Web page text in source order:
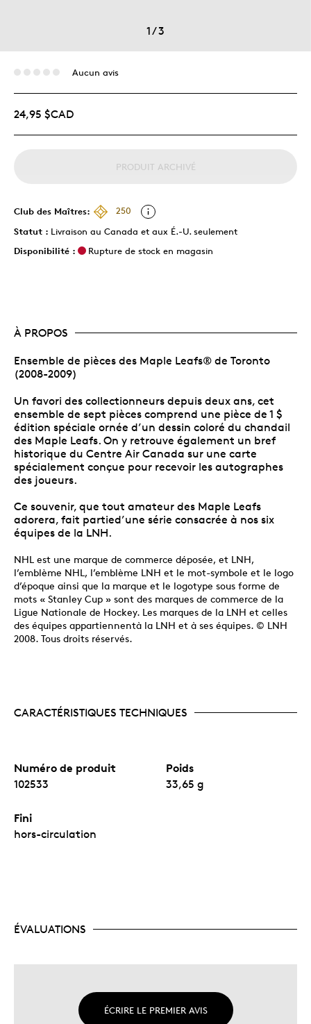
1/3
Aucun avis
24,95 $CAD
PRODUIT ARCHIVÉ
Club des Maîtres:
250
Statut : Livraison au Canada et aux É.-U. seulement
Disponibilité :
Rupture de stock en magasin
À PROPOS
Ensemble de pièces des Maple Leafs® de Toronto
(2008-2009)
Un favori des collectionneurs depuis deux ans, cet
ensemble de sept pièces comprend une pièce de 1 $
édition spéciale ornée d’un dessin coloré du chandail
des Maple Leafs. On y retrouve également un bref
historique du Centre Air Canada sur une carte
spécialement conçue pour recevoir les autographes
des joueurs.
Ce souvenir, que tout amateur des Maple Leafs
adorera, fait partied’une série consacrée à nos six
équipes de la LNH.
NHL est une marque de commerce déposée, et LNH,
l’emblème NHL, l’emblème LNH et le mot-symbole et le logo
d’époque ainsi que la marque et le logotype sous forme de
mots « Stanley Cup » sont des marques de commerce de la
Ligue Nationale de Hockey. Les marques de la LNH et celles
des équipes appartiennentà la LNH et à ses équipes. © LNH
2008. Tous droits réservés.
CARACTÉRISTIQUES TECHNIQUES
Numéro de produit
102533
Poids
33,65 g
Fini
hors-circulation
ÉVALUATIONS
ÉCRIRE LE PREMIER AVIS